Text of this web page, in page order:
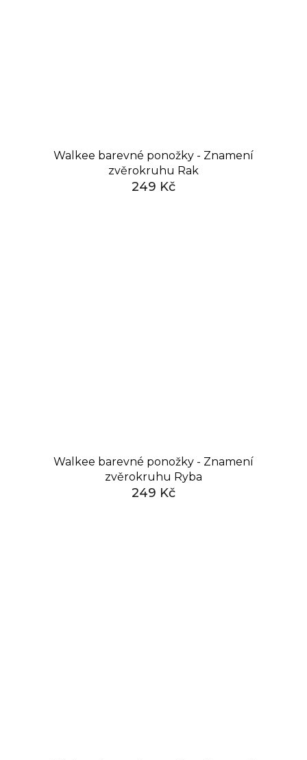
Walkee barevné ponožky - Znamení
zvěrokruhu Rak
249 Kč
Walkee barevné ponožky - Znamení
zvěrokruhu Ryba
249 Kč